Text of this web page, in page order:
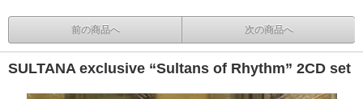
前の商品へ 次の商品へ
SULTANA exclusive “Sultans of Rhythm” 2CD set